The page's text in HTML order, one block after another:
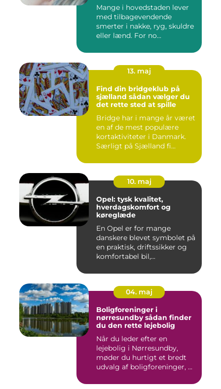
Mange i hovedstaden lever
med tilbagevendende
smerter i nakke, ryg, skuldre
eller lænd. For no...
13. maj
Find din bridgeklub på
sjælland sådan vælger du
det rette sted at spille
Bridge har i mange år været
en af de mest populære
kortaktiviteter i Danmark.
Særligt på Sjælland fi...
10. maj
Opel: tysk kvalitet,
hverdagskomfort og
køreglæde
En Opel er for mange
danskere blevet symbolet på
en praktisk, driftssikker og
komfortabel bil,...
04. maj
Boligforeninger i
nørresundby sådan finder
du den rette lejebolig
Når du leder efter en
lejebolig i Nørresundby,
møder du hurtigt et bredt
udvalg af boligforeninger, ...